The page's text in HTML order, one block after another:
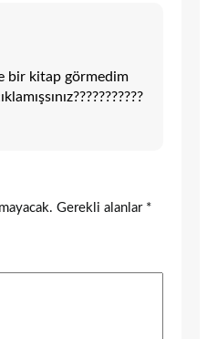
bir kitap görmedim
Gerekli alanlar *